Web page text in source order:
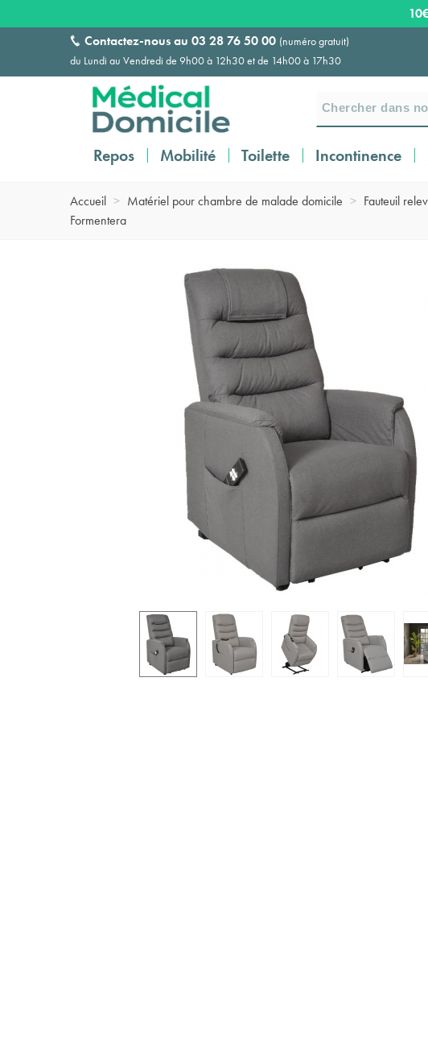
Contactez-nous au 03 28 76 50 00 (numéro gratuit)
du Lundi au Vendredi de 9h00 à 12h30 et de 14h00 à 17h30
Repos Mobilité Toilette Incontinence
Accueil > Matériel pour chambre de malade domicile > Fauteuil
Formentera